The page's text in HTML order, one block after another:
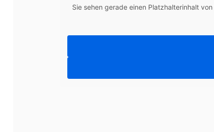
Sie sehen gerade einen Platzhalterinhalt von